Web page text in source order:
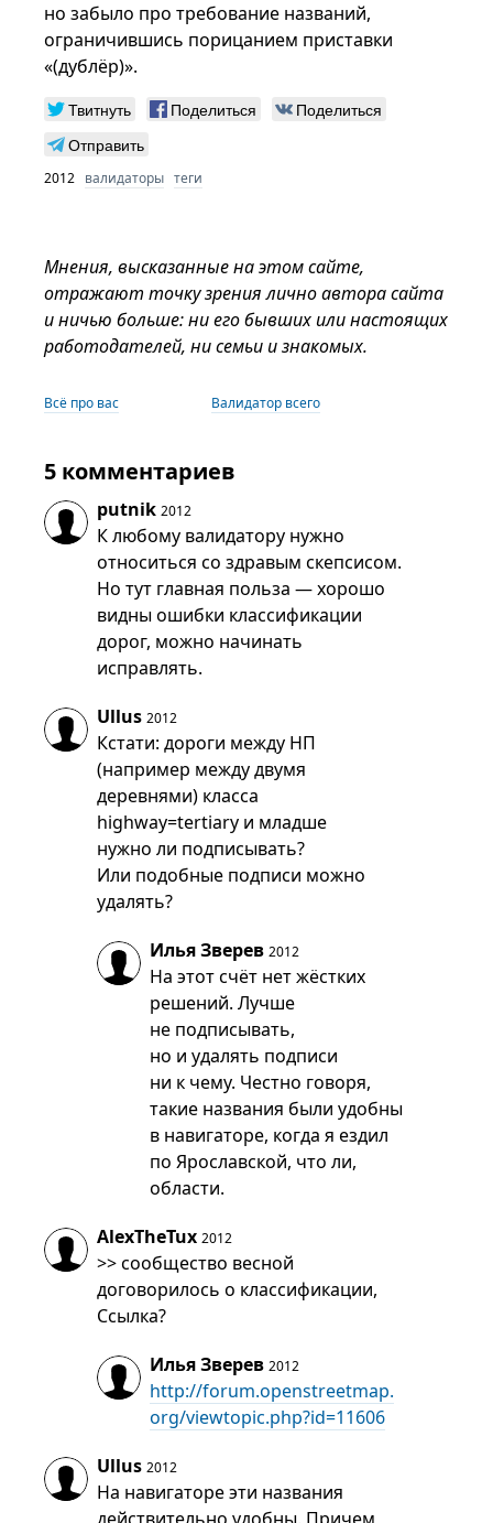
но забыло про требование названий,
ограничившись порицанием приставки
«(дублёр)».
Твитнуть Поделиться
Поделиться
Отправить
2012 валидаторы теги
Мнения, высказанные на этом сайте,
отражают точку зрения лично автора сайта
и ничью больше: ни его бывших или настоящих
работодателей, ни семьи и знакомых.
Всё про вас Валидатор всего
5 комментариев
putnik 2012
К любому валидатору нужно
относиться со здравым скепсисом.
Но тут главная польза — хорошо
видны ошибки классификации
дорог, можно начинать
исправлять.
Ullus 2012
Кстати: дороги между НП
(например между двумя
деревнями) класса
highway=tertiary и младше
нужно ли подписывать?
Или подобные подписи можно
удалять?
Илья Зверев 2012
На этот счёт нет жёстких
решений. Лучше
не подписывать,
но и удалять подписи
ни к чему. Честно говоря,
такие названия были удобны
в навигаторе, когда я ездил
по Ярославской, что ли,
области.
AlexTheTux 2012
>> сообщество весной
договорилось о классификации,
Ссылка?
Илья Зверев 2012
http://forum.openstreetmap.
org/viewtopic.php?id=11606
Ullus 2012
На навигаторе эти названия